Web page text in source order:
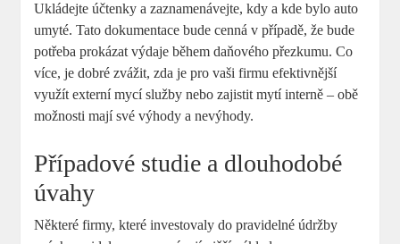
Ukládejte účtenky a zaznamenávejte, kdy a kde bylo auto
umyté. Tato dokumentace bude cenná v případě, že bude
potřeba prokázat výdaje během daňového přezkumu. Co
více, je dobré zvážit, zda je pro vaši firmu efektivnější
využít externí mycí služby nebo zajistit mytí interně – obě
možnosti mají své výhody a nevýhody.
Případové studie a dlouhodobé
úvahy
Některé firmy, které investovaly do pravidelné údržby